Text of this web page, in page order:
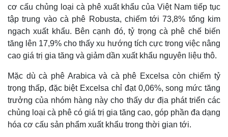
cơ cấu chủng loại cà phê xuất khẩu của Việt Nam tiếp tục
tập trung vào cà phê Robusta, chiếm tới 73,8% tổng kim
ngạch xuất khẩu. Bên cạnh đó, tỷ trọng cà phê chế biến
tăng lên 17,9% cho thấy xu hướng tích cực trong việc nâng
cao giá trị gia tăng và giảm dần xuất khẩu nguyên liệu thô.
Mặc dù cà phê Arabica và cà phê Excelsa còn chiếm tỷ
trọng thấp, đặc biệt Excelsa chỉ đạt 0,06%, song mức tăng
trưởng của nhóm hàng này cho thấy dư địa phát triển các
chủng loại cà phê có giá trị gia tăng cao, góp phần đa dạng
hóa cơ cấu sản phẩm xuất khẩu trong thời gian tới.